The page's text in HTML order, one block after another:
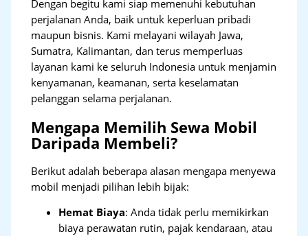
Dengan begitu kami siap memenuhi kebutuhan
perjalanan Anda, baik untuk keperluan pribadi
maupun bisnis. Kami melayani wilayah Jawa,
Sumatra, Kalimantan, dan terus memperluas
layanan kami ke seluruh Indonesia untuk menjamin
kenyamanan, keamanan, serta keselamatan
pelanggan selama perjalanan.
Mengapa Memilih Sewa Mobil
Daripada Membeli?
Berikut adalah beberapa alasan mengapa menyewa
mobil menjadi pilihan lebih bijak:
Hemat Biaya: Anda tidak perlu memikirkan
biaya perawatan rutin, pajak kendaraan, atau